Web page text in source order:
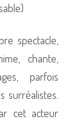
spectacle,
chante,
parfois
surréalistes.
cet acteur